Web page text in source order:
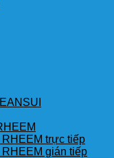
trực tiếp
gián tiếp